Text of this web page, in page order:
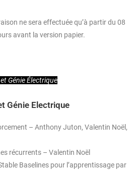
ne sera effectuée qu’à partir du 08
avant la version papier.
Génie Électrique
Génie Electrique
– Anthony Juton, Valentin Noël,
récurrents – Valentin Noël
Baselines pour l’apprentissage par